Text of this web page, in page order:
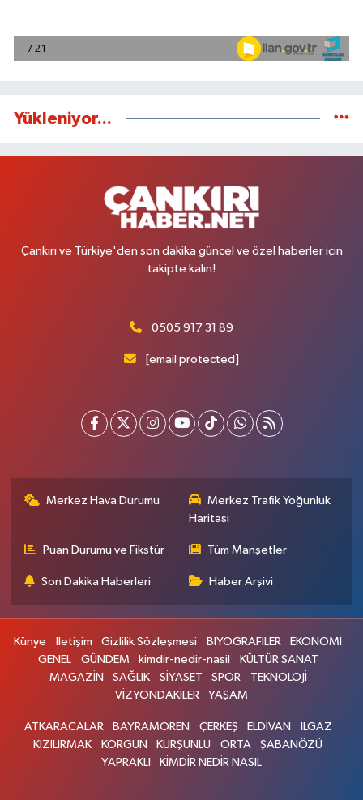
Yükleniyor...
Çankırı ve Türkiye'den son dakika güncel ve özel haberler için
takipte kalın!
0505 917 31 89
[email protected]
Merkez Hava Durumu
Merkez Trafik Yoğunluk
Haritası
Puan Durumu ve Fikstür Tüm Manşetler
Son Dakika Haberleri Haber Arşivi
Künye İletişim Gizlilik Sözleşmesi BİYOGRAFİLER
EKONOMİ
GENEL
GÜNDEM kimdir-nedir-nasil
KÜLTÜR SANAT
MAGAZİN
SAĞLIK SİYASET SPOR
TEKNOLOJİ
VİZYONDAKİLER
YAŞAM
ATKARACALAR BAYRAMÖREN ÇERKEŞ ELDİVAN
ILGAZ
KIZILIRMAK
KORGUN KURŞUNLU ORTA
ŞABANÖZÜ
YAPRAKLI
KİMDİR NEDİR NASIL